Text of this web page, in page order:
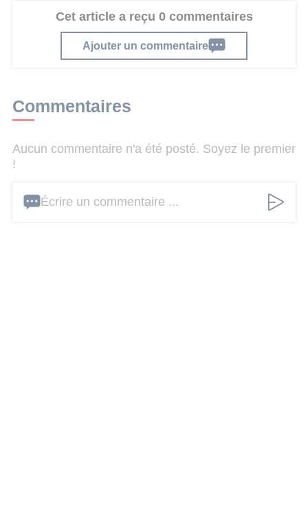
Cet article a reçu 0 commentaires
Ajouter un commentaire
Commentaires
Aucun commentaire n'a été posté. Soyez le premier
!
Écrire un commentaire ...